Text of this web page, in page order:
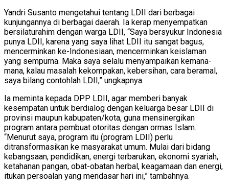
Yandri Susanto mengetahui tentang LDII dari berbagai
kunjungannya di berbagai daerah. Ia kerap menyempatkan
bersilaturahim dengan warga LDII, “Saya bersyukur Indonesia
punya LDII, karena yang saya lihat LDII itu sangat bagus,
mencerminkan ke-Indonesiaan, mencerminkan keislaman
yang sempurna. Maka saya selalu menyampaikan kemana-
mana, kalau masalah kekompakan, kebersihan, cara beramal,
saya bilang contohlah LDII,” ungkapnya.
Ia meminta kepada DPP LDII, agar memberi banyak
kesempatan untuk berdialog dengan keluarga besar LDII di
provinsi maupun kabupaten/kota, guna mensinergikan
program antara pembuat otoritas dengan ormas Islam.
“Menurut saya, program itu (program LDII) perlu
ditransformasikan ke masyarakat umum. Mulai dari bidang
kebangsaan, pendidikan, energi terbarukan, ekonomi syariah,
ketahanan pangan, obat-obatan herbal, keagamaan dan energi,
itukan persoalan yang mendasar hari ini,” tambahnya.